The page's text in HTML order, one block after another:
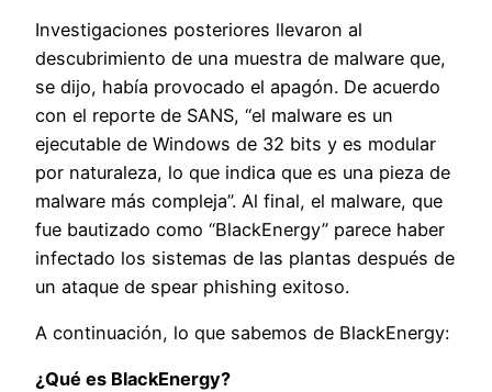
Investigaciones posteriores llevaron al
descubrimiento de una muestra de malware que,
se dijo, había provocado el apagón. De acuerdo
con el reporte de SANS, “el malware es un
ejecutable de Windows de 32 bits y es modular
por naturaleza, lo que indica que es una pieza de
malware más compleja”. Al final, el malware, que
fue bautizado como “BlackEnergy” parece haber
infectado los sistemas de las plantas después de
un ataque de spear phishing exitoso.
A continuación, lo que sabemos de BlackEnergy:
¿Qué es BlackEnergy?